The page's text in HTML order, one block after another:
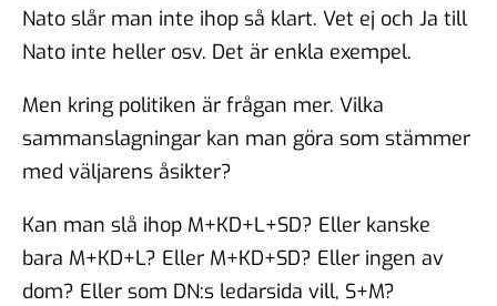
Nato slår man inte ihop så klart. Vet ej och Ja till
Nato inte heller osv. Det är enkla exempel.
Men kring politiken är frågan mer. Vilka
sammanslagningar kan man göra som stämmer
med väljarens åsikter?
Kan man slå ihop M+KD+L+SD? Eller kanske
bara M+KD+L? Eller M+KD+SD? Eller ingen av
dom? Eller som DN:s ledarsida vill, S+M?